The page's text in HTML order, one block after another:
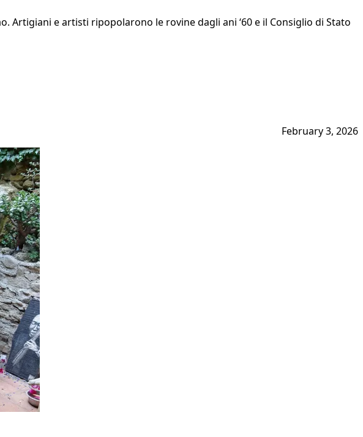
Artigiani e artisti ripopolarono le rovine dagli ani ‘60 e il Consiglio di Stato
February 3, 2026